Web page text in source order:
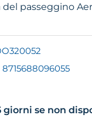
passeggino
8715688096055
giorni se non